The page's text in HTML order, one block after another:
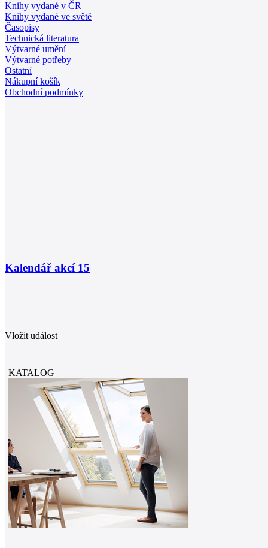
Knihy vydané v ČR
Knihy vydané ve světě
Časopisy
Technická literatura
Výtvarné umění
Výtvarné potřeby
Ostatní
Nákupní košík
Obchodní podmínky
Kalendář akcí 15
Vložit událost
KATALOG